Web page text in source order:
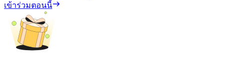
เข้าร่วมตอนนี้